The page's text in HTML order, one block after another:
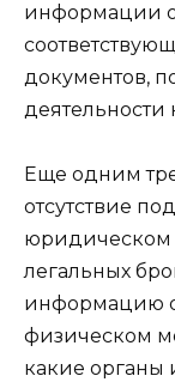
информации
документов,
Еще одним
отсутствие
юридическом
легальных
информацию
физическом
какие органы